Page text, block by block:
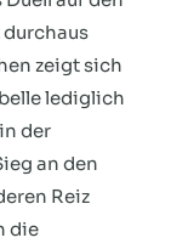
zeigt sich
lediglich
der
an den
Reiz
die